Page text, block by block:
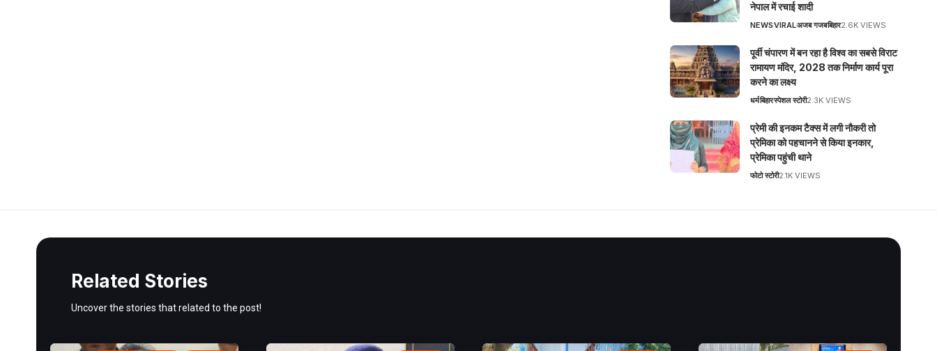
नेपाल में रचाई शादी
NEWSVIRALअजब गजबबिहार2.6K VIEWS
पूर्वी चंपारण में बन रहा है विश्व का सबसे विराट
रामायण मंदिर, 2028 तक निर्माण कार्य पूरा
करने का लक्ष्य
धर्मबिहारस्पेशल स्टोरी2.3K VIEWS
प्रेमी की इनकम टैक्स में लगी नौकरी तो
प्रेमिका को पहचानने से किया इनकार,
प्रेमिका पहुंची थाने
फोटो स्टोरी2.1K VIEWS
Related Stories
Uncover the stories that related to the post!